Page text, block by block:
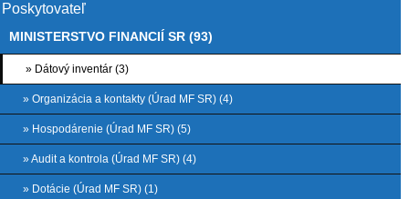
Poskytovateľ
MINISTERSTVO FINANCIÍ SR (93)
» Dátový inventár (3)
» Organizácia a kontakty (Úrad MF SR) (4)
» Hospodárenie (Úrad MF SR) (5)
» Audit a kontrola (Úrad MF SR) (4)
» Dotácie (Úrad MF SR) (1)